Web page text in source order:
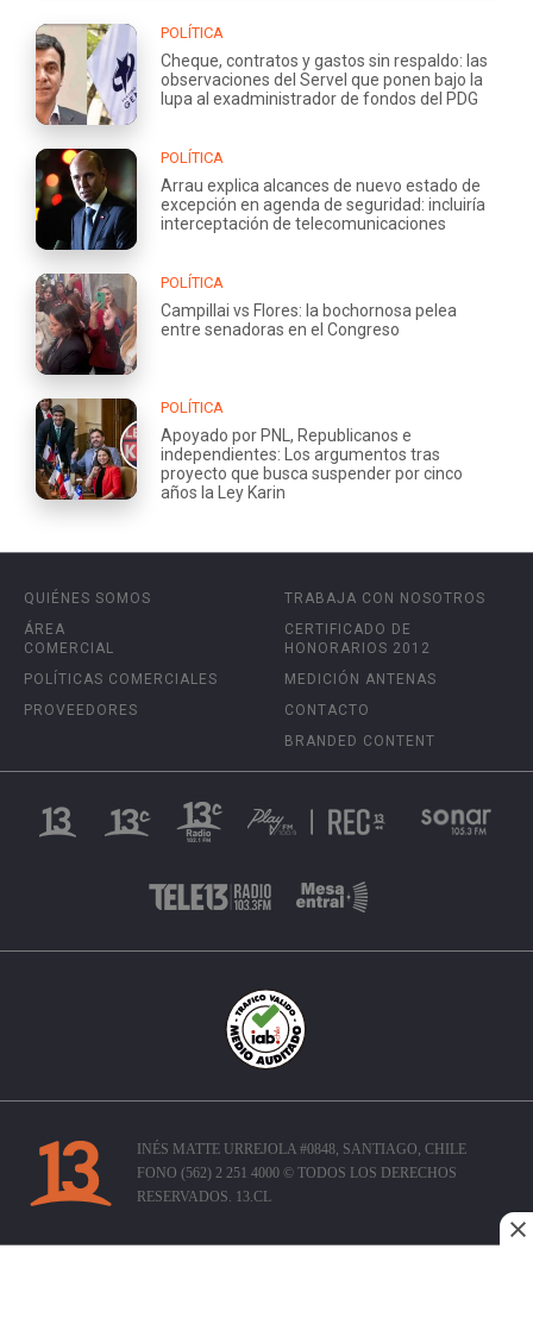
POLÍTICA
Cheque, contratos y gastos sin respaldo: las
observaciones del Servel que ponen bajo la
lupa al exadministrador de fondos del PDG
POLÍTICA
Arrau explica alcances de nuevo estado de
excepción en agenda de seguridad: incluiría
interceptación de telecomunicaciones
POLÍTICA
Campillai vs Flores: la bochornosa pelea
entre senadoras en el Congreso
POLÍTICA
Apoyado por PNL, Republicanos e
independientes: Los argumentos tras
proyecto que busca suspender por cinco
años la Ley Karin
QUIÉNES SOMOS
ÁREA
COMERCIAL
POLÍTICAS COMERCIALES
PROVEEDORES
TRABAJA CON NOSOTROS
CERTIFICADO DE
HONORARIOS 2012
MEDICIÓN ANTENAS
CONTACTO
BRANDED CONTENT
INÉS MATTE URREJOLA #0848, SANTIAGO, CHILE
FONO (562) 2 251 4000 © TODOS LOS DERECHOS
RESERVADOS. 13.CL